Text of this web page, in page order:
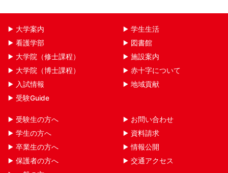
大学案内
看護学部
大学院（修士課程）
大学院（博士課程）
入試情報
受験Guide
学生生活
図書館
施設案内
赤十字について
地域貢献
受験生の方へ
学生の方へ
卒業生の方へ
保護者の方へ
お問い合わせ
資料請求
情報公開
交通アクセス